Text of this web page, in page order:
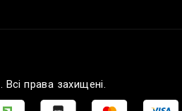
. Всі права захищені.